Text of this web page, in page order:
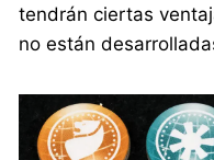
tendrán ciertas
no están